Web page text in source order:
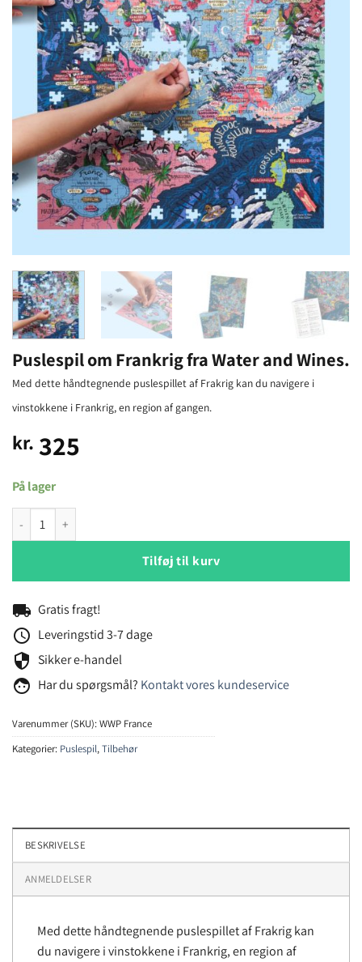
Puslespil om Frankrig fra Water and Wines.
Med dette håndtegnende puslespillet af Frakrig kan du navigere i
vinstokkene i Frankrig, en region af gangen.
kr. 325
På lager
Puslespil om Frankrig fra Water and Wines. antal
Tilføj til kurv
local_shipping Gratis fragt!
schedule Leveringstid 3-7 dage
security Sikker e-handel
face Har du spørgsmål? Kontakt vores kundeservice
Varenummer (SKU):WWP France
Kategorier: Puslespil,Tilbehør
BESKRIVELSE
ANMELDELSER
Med dette håndtegnende puslespillet af Frakrig kan
du navigere i vinstokkene i Frankrig, en region af